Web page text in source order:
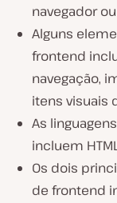
navegador
Alguns
frontend
navegação,
itens visuais
As
incluem
Os dois
de frontend